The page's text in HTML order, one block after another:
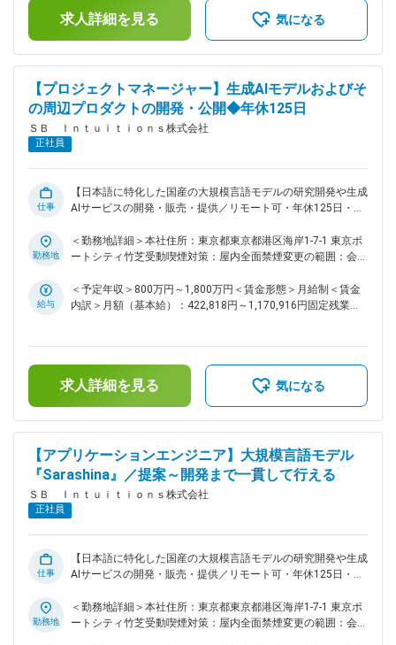
ジションの魅力： ◎海外発の生成AIが最適化している英語と同
等のサービスレベルまで、日本語の応答品質を引き上げる社会
ビリティ、コンテンツホルダーとの持続可能なパートナーシッ
プ構築など、生成AI業界が直面する課題解決の最前線に挑戦 ◎
金融・ヘルスケア・ハイテク産業など、注目度の高い市場向け
プロジェクトでAI の社会実装をリードできる機会 ■当社につい
て： ～これからの社会を支える「次世代デジタル社会基盤」
ける国産生成AIサービスの提供 ・誰もが安全かつ安心してAI
を活用できる環境づくり ・自律的に判断・行動する高度なメ
な分野に新たな可能性をもたらし、社会全体がより豊かに成長
していける未来の実現に貢献してまいります。 ■必須条件：
把握するための適切なコミュニケーションおよびファシリテー
ション能力 変更の範囲：会社の定める業務
＜残業手当＞有＜給与補足＞※上限金額はその限りではござい
ません※別途インセンティブが支給されることがあります賃金
はあくまでも目安の金額であり、選考を通じて上下する可能性
求人詳細を見る 気になる
【プロジェクトマネージャー】生成AIモデルおよびそ
の周辺プロダクトの開発・公開◆年休125日
ＳＢ Ｉｎｔｕｉｔｉｏｎｓ株式会社
正社員
仕事
【日本語に特化した国産の大規模言語モデルの研究開発や生成
AIサービスの開発・販売・提供／リモート可・年休125日・フ
ロダクトの開発・公開に関するプロジェクトのマネジメント ■
業務内容： ◇当社が商用展開する生成AIモデルおよびその周辺
ロジェクトのスコープ設定、スケジュール作成、リソース計画
・プロジェクトの進行管理 ・社内外のステークホルダー管理
日本では他に類を見ない経験ができるポジションです。 ■当社
について： ～これからの社会を支える「次世代デジタル社会
基盤」～ 私たちは、未来の暮らしや産業を支える基盤とし
盤」の実現を目指しています。 ・日本語に強く、安心してご
利用いただける国産生成AIサービスの提供 ・誰もが安全かつ
安心してAIを活用できる環境づくり ・自律的に判断・行動す
る高度なメタエージェントの開発 これらの取り組みを通じ
て、さまざまな分野に新たな可能性をもたらし、社会全体がよ
勤務地
＜勤務地詳細＞本社住所：東京都東京都港区海岸1-7-1 東京ポ
ートシティ竹芝受動喫煙対策：屋内全面禁煙変更の範囲：会社
給与
＜予定年収＞800万円～1,800万円＜賃金形態＞月給制＜賃金
内訳＞月額（基本給）：422,818円～1,170,916円固定残業手
＜残業手当＞有＜給与補足＞※上限金額はその限りではござい
ません※別途インセンティブが支給されることがあります賃金
はあくまでも目安の金額であり、選考を通じて上下する可能性
求人詳細を見る 気になる
【アプリケーションエンジニア】大規模言語モデル
『Sarashina』／提案～開発まで一貫して行える
ＳＢ Ｉｎｔｕｉｔｉｏｎｓ株式会社
正社員
仕事
【日本語に特化した国産の大規模言語モデルの研究開発や生成
AIサービスの開発・販売・提供／リモート可・年休125日・フ
『Sarashina』のモデルの価値をユーザの価値に変えるシステ
ムの構築 ・チームの開発プロセスの設計管理や生産性向上の
勤務地
＜勤務地詳細＞本社住所：東京都東京都港区海岸1-7-1 東京ポ
ートシティ竹芝受動喫煙対策：屋内全面禁煙変更の範囲：会社